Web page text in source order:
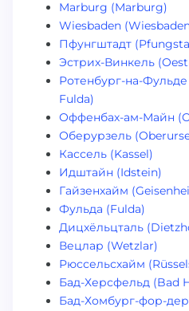
Marburg (Marburg)
Wiesbaden
Пфунгштадт
Эстрих-Винкель
Ротенбург-на-
Fulda)
Оффенбах-ам-Майн
Оберурзель
Кассель (Kassel)
Идштайн (Idstein)
Гайзенхайм
Фульда (Fulda)
Дицхёльцталь
Вецлар (Wetzlar)
Рюссельсхайм
Бад-Херсфельд (Bad
Бад-Хомбург-фор-